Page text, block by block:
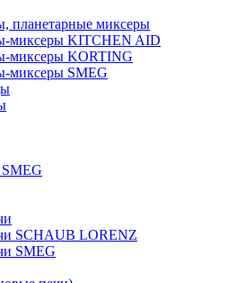
планетарные миксеры
миксеры KITCHEN AID
миксеры KORTING
миксеры SMEG
SCHAUB LORENZ
SMEG